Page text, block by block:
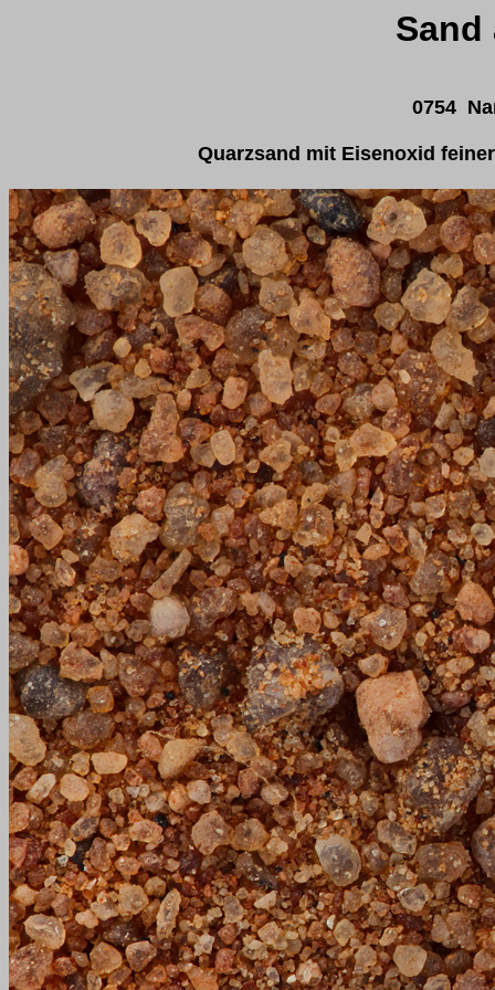
Sand
0754
Quarzsand mit Eisenoxid